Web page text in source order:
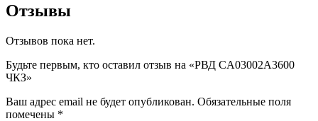
Отзывы
Отзывов пока нет.
Будьте первым, кто оставил отзыв на «РВД CA03002A3600
ЧКЗ»
Ваш адрес email не будет опубликован. Обязательные поля
помечены *